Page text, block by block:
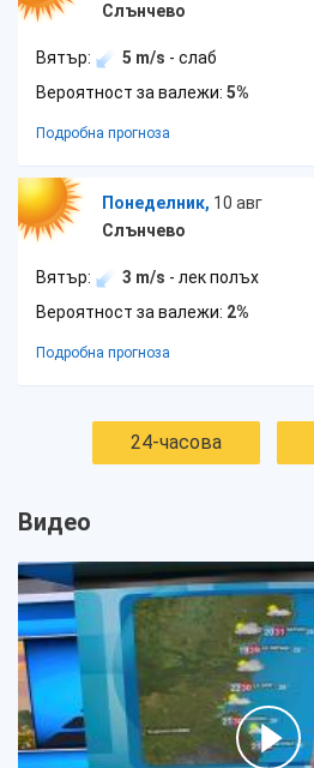
Слънчево
Вятър: 5 m/s - слаб
Вероятност за валежи: 5%
Подробна прогноза
Понеделник, 10 авг
Слънчево
Вятър: 3 m/s - лек полъх
Вероятност за валежи: 2%
Подробна прогноза
24-часова
Видео